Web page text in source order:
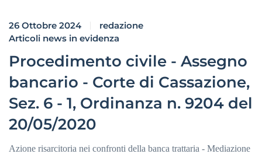
26 Ottobre 2024
redazione
Articoli news in evidenza
Procedimento civile - Assegno
bancario - Corte di Cassazione,
Sez. 6 - 1, Ordinanza n. 9204 del
20/05/2020
Azione risarcitoria nei confronti della banca trattaria - Mediazione